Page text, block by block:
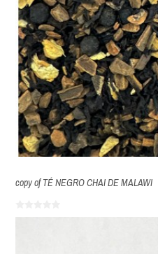
copy of TÉ NEGRO CHAI DE MALAWI